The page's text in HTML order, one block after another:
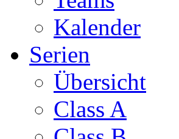
Kalender
Serien
Übersicht
Class A